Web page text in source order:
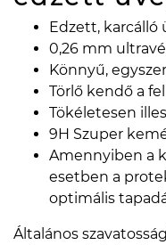
Edzett, karcálló
0,26 mm
Könnyű,
Törlő kendő a
Tökéletesen
9H Szuper
Amennyiben a
esetben a
optimális
Általános